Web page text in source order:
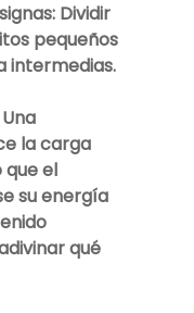
Dividir
pequeños
intermedias.
la carga
el
su energía
qué